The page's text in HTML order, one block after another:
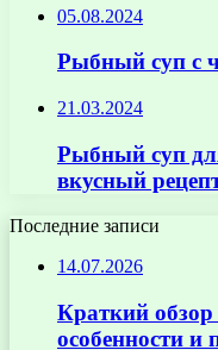
05.08.2024
Рыбный суп с
21.03.2024
Рыбный суп
вкусный
Последние записи
14.07.2026
Краткий
особенности и